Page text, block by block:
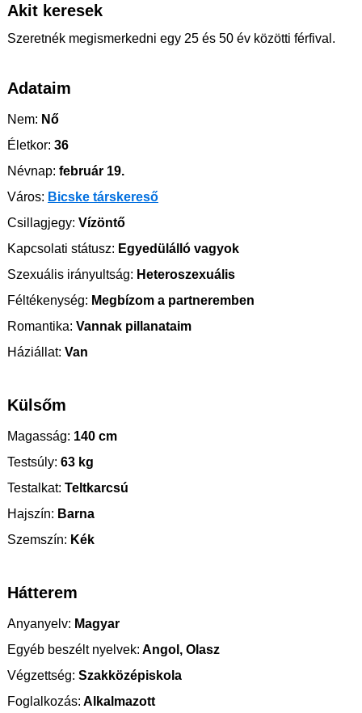
Akit keresek
Szeretnék megismerkedni egy 25 és 50 év közötti férfival.
Adataim
Nem: Nő
Életkor: 36
Névnap: február 19.
Város: Bicske társkereső
Csillagjegy: Vízöntő
Kapcsolati státusz: Egyedülálló vagyok
Szexuális irányultság: Heteroszexuális
Féltékenység: Megbízom a partneremben
Romantika: Vannak pillanataim
Háziállat: Van
Külsőm
Magasság: 140 cm
Testsúly: 63 kg
Testalkat: Teltkarcsú
Hajszín: Barna
Szemszín: Kék
Hátterem
Anyanyelv: Magyar
Egyéb beszélt nyelvek: Angol, Olasz
Végzettség: Szakközépiskola
Foglalkozás: Alkalmazott